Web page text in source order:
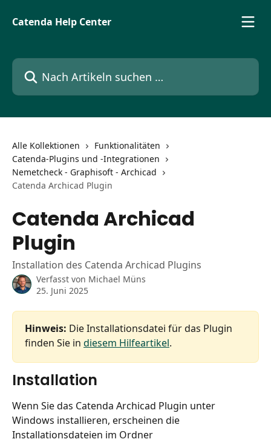
Catenda Help Center
Nach Artikeln suchen …
Alle Kollektionen
Funktionalitäten
Catenda-Plugins und -Integrationen
Nemetcheck - Graphisoft - Archicad
Catenda Archicad Plugin
Catenda Archicad
Plugin
Installation des Catenda Archicad Plugins
Verfasst von Michael Müns
25. Juni 2025
Hinweis: Die Installationsdatei für das Plugin
finden Sie in diesem Hilfeartikel.
Installation
Wenn Sie das Catenda Archicad Plugin unter
Windows installieren, erscheinen die
Installationsdateien im Ordner